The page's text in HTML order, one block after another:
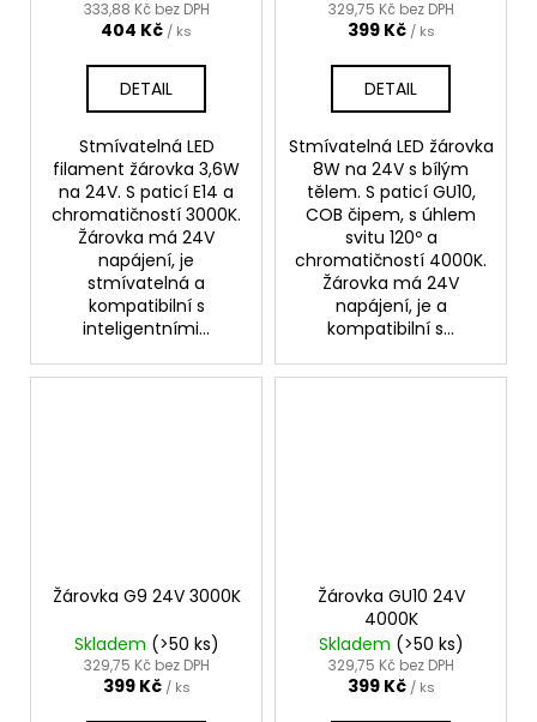
333,88 Kč bez DPH
404 Kč / ks
DETAIL
Stmívatelná LED
filament žárovka 3,6W
na 24V. S paticí E14 a
chromatičností 3000K.
Žárovka má 24V
napájení, je
stmívatelná a
kompatibilní s
inteligentními...
329,75 Kč bez DPH
399 Kč / ks
DETAIL
Stmívatelná LED žárovka
8W na 24V s bílým
tělem. S paticí GU10,
COB čipem, s úhlem
svitu 120º a
chromatičností 4000K.
Žárovka má 24V
napájení, je a
kompatibilní s...
Žárovka G9 24V 3000K
Skladem (>50 ks)
329,75 Kč bez DPH
399 Kč / ks
Žárovka GU10 24V
4000K
Skladem (>50 ks)
329,75 Kč bez DPH
399 Kč / ks